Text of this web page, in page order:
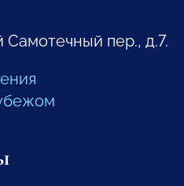
Самотечный пер., д.7.